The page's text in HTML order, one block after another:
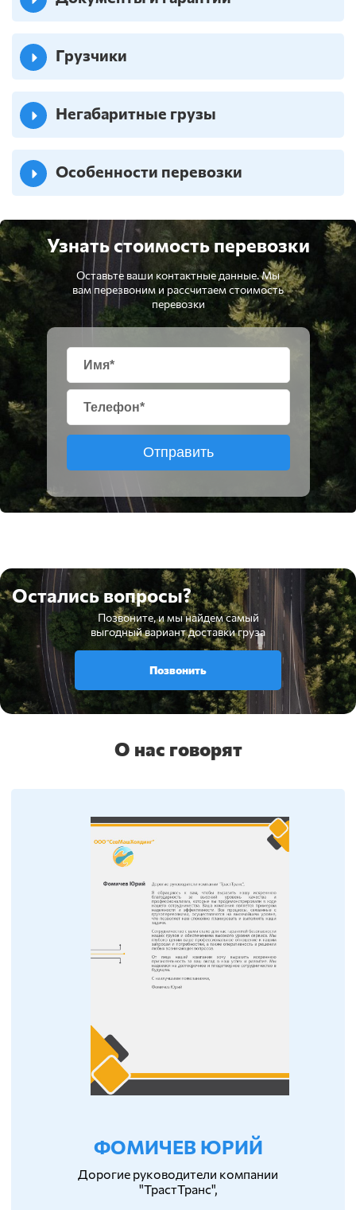
Грузчики
Негабаритные грузы
Особенности перевозки
Узнать стоимость перевозки
Оставьте ваши контактные данные. Мы
вам перезвоним и рассчитаем стоимость
перевозки
Отправить
Остались вопросы?
Позвоните, и мы найдем самый
выгодный вариант доставки груза
Позвонить
О нас говорят
ФОМИЧЕВ ЮРИЙ
Дорогие руководители компании
"ТрастТранс",